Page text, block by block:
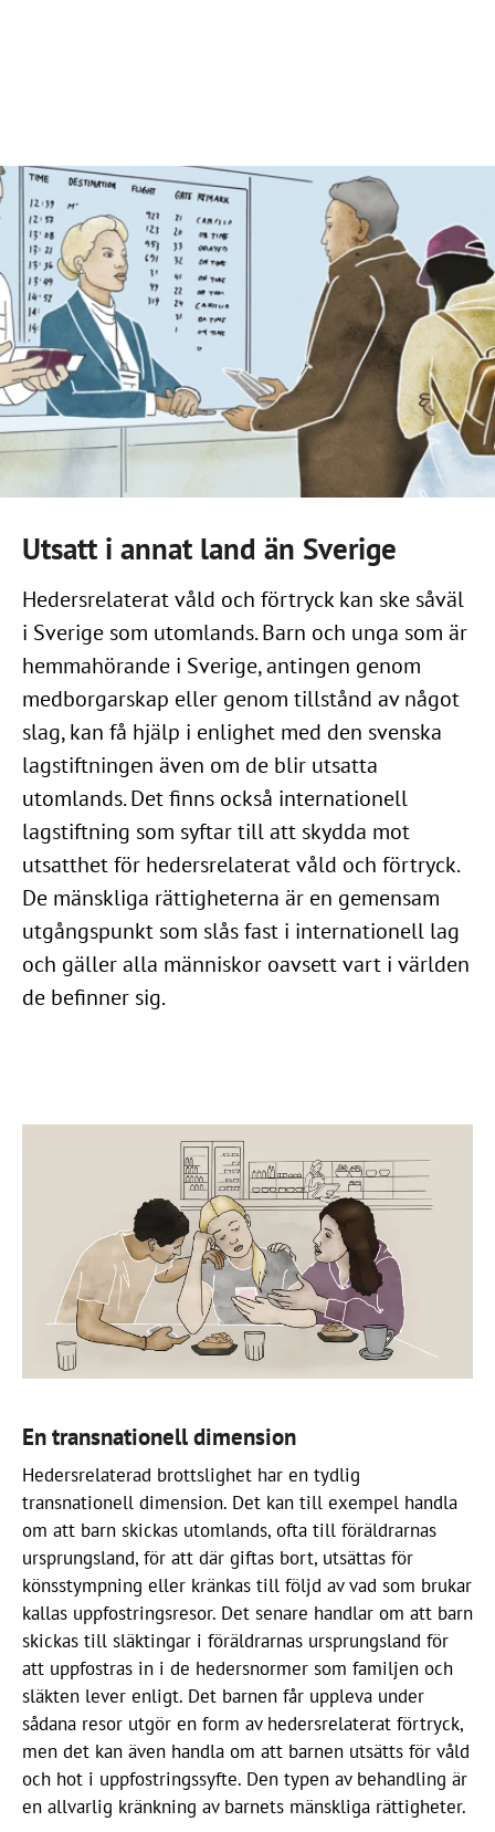
Utsatt i annat land än Sverige
Hedersrelaterat våld och förtryck kan ske såväl
i Sverige som utomlands. Barn och unga som är
hemmahörande i Sverige, antingen genom
medborgarskap eller genom tillstånd av något
slag, kan få hjälp i enlighet med den svenska
lagstiftningen även om de blir utsatta
utomlands. Det finns också internationell
lagstiftning som syftar till att skydda mot
utsatthet för hedersrelaterat våld och förtryck.
De mänskliga rättigheterna är en gemensam
utgångspunkt som slås fast i internationell lag
och gäller alla människor oavsett vart i världen
de befinner sig.
En transnationell dimension
Hedersrelaterad brottslighet har en tydlig
transnationell dimension. Det kan till exempel handla
om att barn skickas utomlands, ofta till föräldrarnas
ursprungsland, för att där giftas bort, utsättas för
könsstympning eller kränkas till följd av vad som brukar
kallas uppfostringsresor. Det senare handlar om att barn
skickas till släktingar i föräldrarnas ursprungsland för
att uppfostras in i de hedersnormer som familjen och
släkten lever enligt. Det barnen får uppleva under
sådana resor utgör en form av hedersrelaterat förtryck,
men det kan även handla om att barnen utsätts för våld
och hot i uppfostringssyfte. Den typen av behandling är
en allvarlig kränkning av barnets mänskliga rättigheter.